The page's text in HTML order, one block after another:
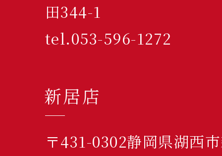
田344-1
tel.053-596-1272
新居店
〒431-0302静岡県湖西